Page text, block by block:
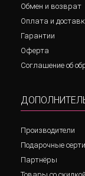
Обмен и возврат
Оплата и
Гарантии
Оферта
Соглашение об
Производители
Подарочные
Партнёры